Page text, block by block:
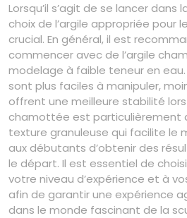
Lorsqu’il s’agit de se lancer dans
choix de l’argile appropriée pour
crucial. En général, il est
commencer avec de l’argile
modelage à faible teneur en eau.
sont plus faciles à manipuler,
offrent une meilleure stabilité lors
chamottée est particulièrement
texture granuleuse qui facilite le
aux débutants d’obtenir des
le départ. Il est essentiel de
votre niveau d’expérience et à
afin de garantir une expérience
dans le monde fascinant de la